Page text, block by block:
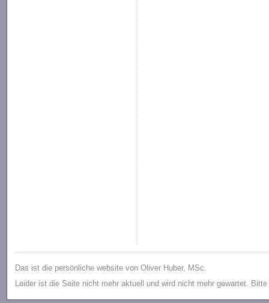
Das ist die persönliche website von Oliver Huber, MSc.
Leider ist die Seite nicht mehr aktuell und wird nicht mehr gewartet.